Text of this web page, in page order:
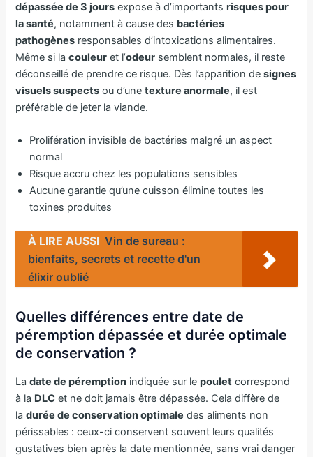
dépassée de 3 jours expose à d’importantsrisques pour
la santé, notamment à cause des bactéries
pathogènes responsables d’intoxications alimentaires.
Même si lacouleur et l’odeur semblent normales, il reste
déconseillé de prendre ce risque. Dès l’apparition designes
visuels suspects ou d’unetexture anormale, il est
préférable de jeter la viande.
Prolifération invisible de bactéries malgré un aspect
normal
Risque accru chez les populations sensibles
Aucune garantie qu’une cuisson élimine toutes les
toxines produites
À LIRE AUSSI Vin de sureau :
bienfaits, secrets et recette d'un
élixir oublié
Quelles différences entre date de
péremption dépassée et durée optimale
de conservation ?
Ladate de péremption indiquée sur lepoulet correspond
à la DLC et ne doit jamais être dépassée. Cela diffère de
ladurée de conservation optimale des aliments non
périssables : ceux-ci conservent souvent leurs qualités
gustatives bien après la date mentionnée, sans vrai danger